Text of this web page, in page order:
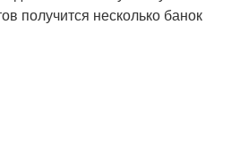
получится несколько банок